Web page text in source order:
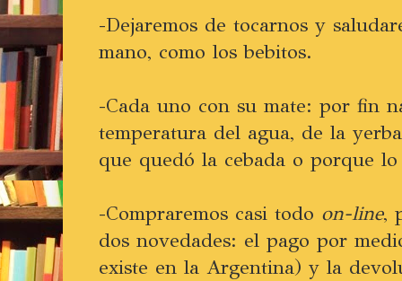
-Dejaremos de tocarnos y
mano, como los bebitos.
-Cada uno con su mate: por fin
temperatura del agua, de la
que quedó la cebada o porque
-Compraremos casi todo on-line,
dos novedades: el pago por
existe en la Argentina) y la